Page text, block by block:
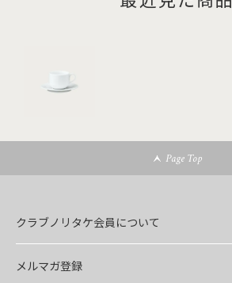
Page Top
クラブノリタケ会員について
メルマガ登録